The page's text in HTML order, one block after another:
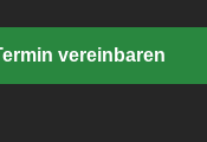
vereinbaren